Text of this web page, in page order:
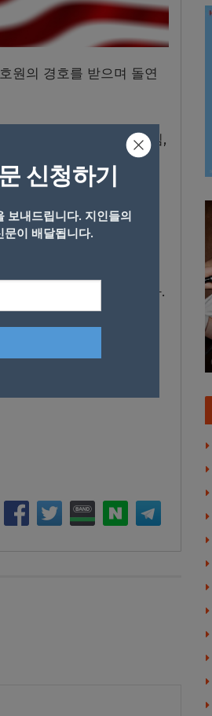
원의 경호를 받으며 돌연
원이 귓속말로 ‘대통령님,
핑을 이어갔다.
감사를 표하고 싶다”며
근처에서 총격사건이
이후 백악관은 봉쇄 됐다.
전해졌다.
신청하기
보내드립니다. 지인들의
이 배달됩니다.